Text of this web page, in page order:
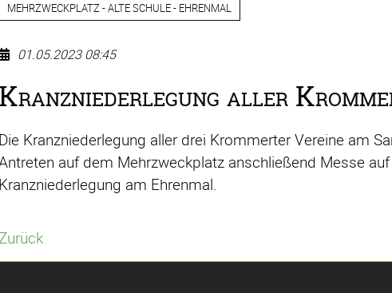
MEHRZWECKPLATZ - ALTE SCHULE - EHRENMAL
01.05.2023 08:45
Kranzniederlegung aller
Die Kranzniederlegung aller drei Krommerter Vereine am
auf dem Mehrzweckplatz anschließend Messe
Kranzniederlegung am Ehrenmal.